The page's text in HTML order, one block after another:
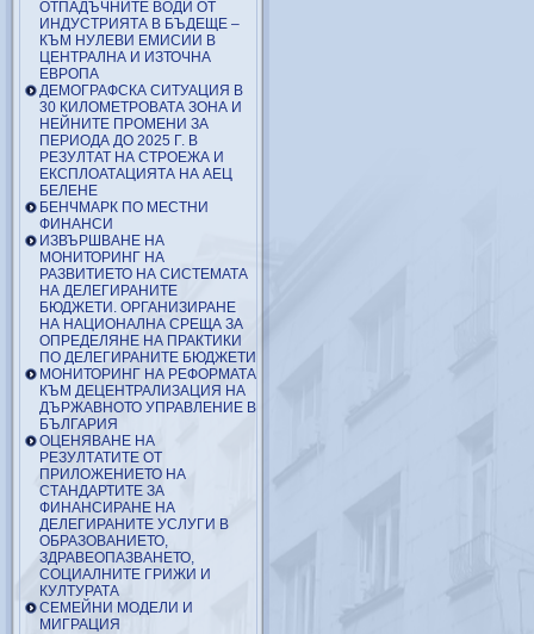
ОТПАДЪЧНИТЕ ВОДИ ОТ
ИНДУСТРИЯТА В БЪДЕЩЕ –
КЪМ НУЛЕВИ ЕМИСИИ В
ЦЕНТРАЛНА И ИЗТОЧНА
ЕВРОПА
ДЕМОГРАФСКА СИТУАЦИЯ В
30 КИЛОМЕТРОВАТА ЗОНА И
НЕЙНИТЕ ПРОМЕНИ ЗА
ПЕРИОДА ДО 2025 Г. В
РЕЗУЛТАТ НА СТРОЕЖА И
ЕКСПЛОАТАЦИЯТА НА АЕЦ
БЕЛЕНЕ
БЕНЧМАРК ПО МЕСТНИ
ФИНАНСИ
ИЗВЪРШВАНЕ НА
МОНИТОРИНГ НА
РАЗВИТИЕТО НА СИСТЕМАТА
НА ДЕЛЕГИРАНИТЕ
БЮДЖЕТИ. ОРГАНИЗИРАНЕ
НА НАЦИОНАЛНА СРЕЩА ЗА
ОПРЕДЕЛЯНЕ НА ПРАКТИКИ
ПО ДЕЛЕГИРАНИТЕ БЮДЖЕТИ
МОНИТОРИНГ НА РЕФОРМАТА
КЪМ ДЕЦЕНТРАЛИЗАЦИЯ НА
ДЪРЖАВНОТО УПРАВЛЕНИЕ В
БЪЛГАРИЯ
ОЦЕНЯВАНЕ НА
РЕЗУЛТАТИТЕ ОТ
ПРИЛОЖЕНИЕТО НА
СТАНДАРТИТЕ ЗА
ФИНАНСИРАНЕ НА
ДЕЛЕГИРАНИТЕ УСЛУГИ В
ОБРАЗОВАНИЕТО,
ЗДРАВЕОПАЗВАНЕТО,
СОЦИАЛНИТЕ ГРИЖИ И
КУЛТУРАТА
СЕМЕЙНИ МОДЕЛИ И
МИГРАЦИЯ